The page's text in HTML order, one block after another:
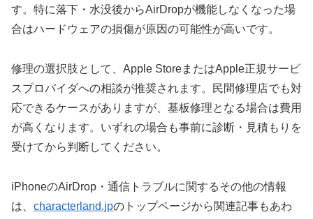
す。特に落下・水没後からAirDropが機能しなくなった場
合はハードウェアの損傷が原因の可能性が高いです。
修理の選択肢として、Apple StoreまたはApple正規サービ
スプロバイダへの相談が推奨されます。民間修理店でも対
応できるケースがありますが、基板修理となる場合は費用
が高くなります。いずれの場合も事前に診断・見積もりを
受けてから判断してください。
iPhoneのAirDrop・通信トラブルに関するその他の情報
は、 characterland.jpのトップページから関連記事もあわ